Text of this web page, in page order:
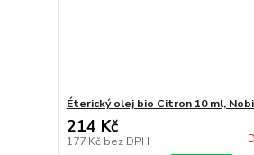
Éterický olej bio Citron 10 ml,
214 Kč
177 Kč bez DPH